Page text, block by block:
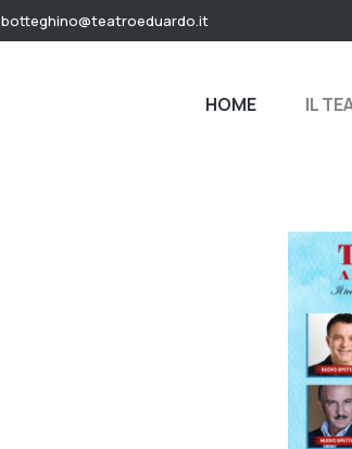
botteghino@teatroeduardo.it
HOME IL